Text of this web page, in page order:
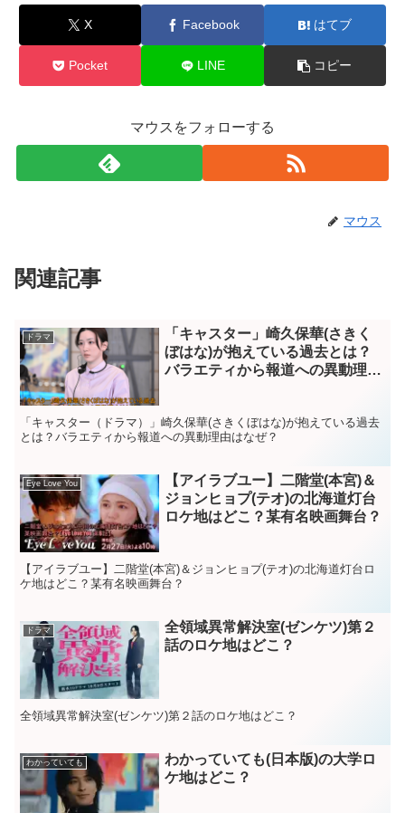
X Facebook はてブ
Pocket LINE コピー
マウスをフォローする
マウス
関連記事
ドラマ
「キャスター」崎久保華(さきく
ぼはな)が抱えている過去とは？
バラエティから報道への異動理由
「キャスター（ドラマ）」崎久保華(さきくぼはな)が抱えている過去
とは？バラエティから報道への異動理由はなぜ？
Eye Love You
【アイラブユー】二階堂(本宮)＆
ジョンヒョプ(テオ)の北海道灯台
ロケ地はどこ？某有名映画舞台？
【アイラブユー】二階堂(本宮)＆ジョンヒョプ(テオ)の北海道灯台ロ
ケ地はどこ？某有名映画舞台？
ドラマ
全領域異常解決室(ゼンケツ)第２
話のロケ地はどこ？
全領域異常解決室(ゼンケツ)第２話のロケ地はどこ？
わかっていても
わかっていても(日本版)の大学ロ
ケ地はどこ？